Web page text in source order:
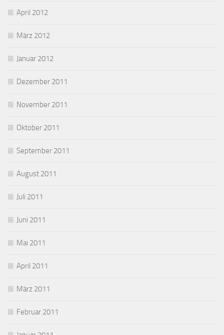
April 2012
März 2012
Januar 2012
Dezember 2011
November 2011
Oktober 2011
September 2011
August 2011
Juli 2011
Juni 2011
Mai 2011
April 2011
März 2011
Februar 2011